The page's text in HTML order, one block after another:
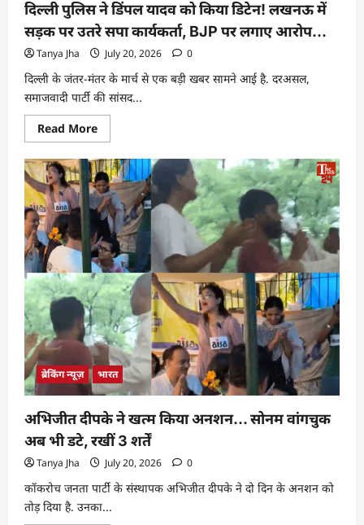
दिल्ली पुलिस ने डिंपल यादव को किया डिटेन! लखनऊ में
सड़क पर उतरे सपा कार्यकर्ता, BJP पर लगाए आरोप…
Tanya Jha July 20, 2026 0
दिल्ली के जंतर-मंतर के मार्च से एक बड़ी खबर सामने आई है. दरअसल,
समाजवादी पार्टी की सांसद...
Read More
ब्रेकिंग न्यूज़ भारत
अभिजीत दीपके ने खत्म किया अनशन… सोनम वांगचुक
अब भी डटे, रखीं 3 शर्तें
Tanya Jha July 20, 2026 0
कॉकरोच जनता पार्टी के संस्थापक अभिजीत दीपके ने दो दिन के अनशन को
तोड़ दिया है. उनका...